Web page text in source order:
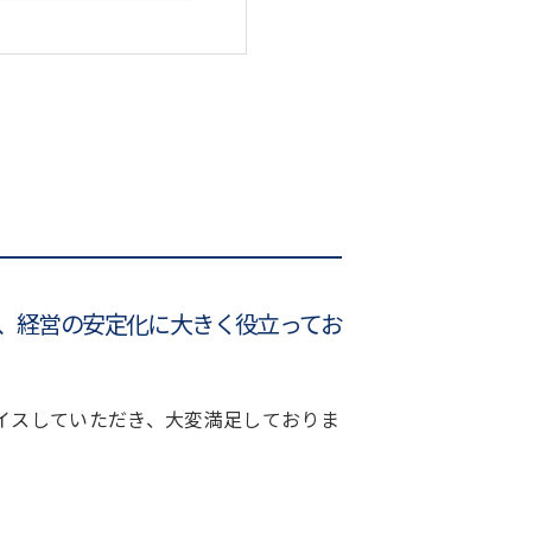
経営の安定化に大きく役立ってお
していただき、大変満足しておりま